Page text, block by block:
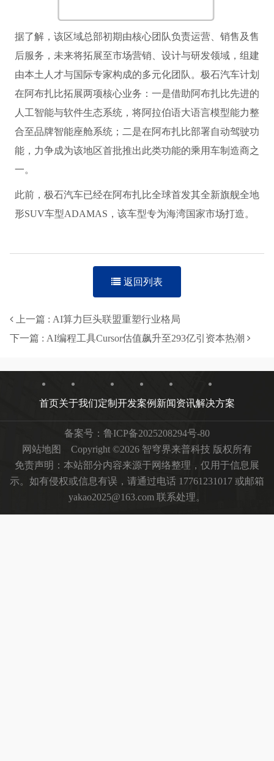
据了解，该区域总部初期由核心团队负责运营、销售及售
后服务，未来将拓展至市场营销、设计与研发领域，组建
由本土人才与国际专家构成的多元化团队。极石汽车计划
在阿布扎比拓展两项核心业务：一是借助阿布扎比先进的
人工智能与软件生态系统，将阿拉伯语大语言模型能力整
合至品牌智能座舱系统；二是在阿布扎比部署自动驾驶功
能，力争成为该地区首批推出此类功能的乘用车制造商之
一。
此前，极石汽车已经在阿布扎比全球首发其全新旗舰全地
形SUV车型ADAMAS，该车型专为海湾国家市场打造。
返回列表
上一篇 : AI算力巨头联盟重塑行业格局
下一篇 : AI编程工具Cursor估值飙升至293亿引资本热潮
首页关于我们定制开发案例 新闻资讯解决方案
备案号： 鲁ICP备2025208294号-80
网站地图
Copyright ©2026 智穹界来普科技 版权所有
免责声明：本站部分内容来源于网络整理，仅用于信息展
示。如有侵权或信息有误，请通过电话 17761231017 或邮箱
yakao2025@163.com 联系处理。